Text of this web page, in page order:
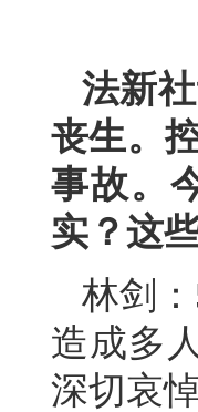
法新
丧生。
事故。
实？这
林剑
造成多
深切哀